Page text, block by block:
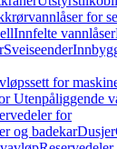
for
Innfelte vannlåser
Sveiseender
for
Utenpåliggende
for
og badekarDusjer